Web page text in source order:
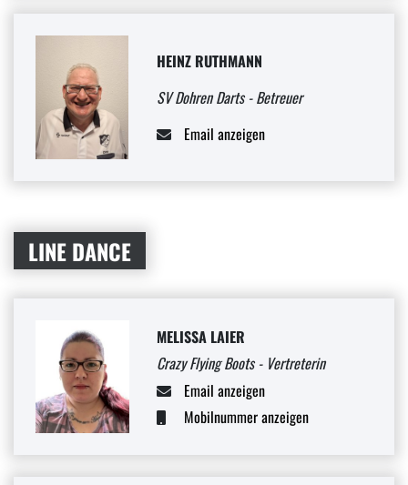
HEINZ RUTHMANN
SV Dohren Darts - Betreuer
Email anzeigen
LINE DANCE
MELISSA LAIER
Crazy Flying Boots - Vertreterin
Email anzeigen
Mobilnummer anzeigen